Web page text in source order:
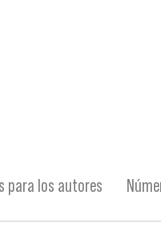
para los autores